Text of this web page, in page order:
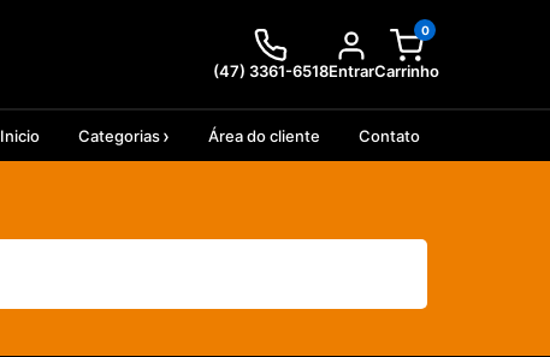
(47) 3361-6518Entrar
0
Carrinho
Inicio Categorias Área do cliente Contato